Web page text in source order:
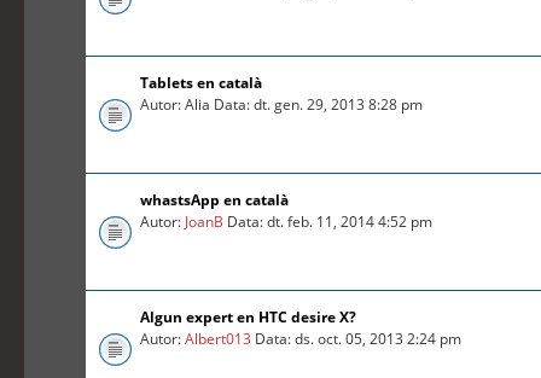
Tablets en català
Autor: Alia Data: dt. gen. 29, 2013 8:28 pm
whastsApp en català
Autor: JoanB Data: dt. feb. 11, 2014 4:52 pm
Algun expert en HTC desire X?
Autor:Albert013 Data: ds. oct. 05, 2013 2:24 pm